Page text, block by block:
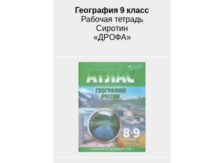
География 9 класс
Рабочая тетрадь
Сиротин
«ДРОФА»